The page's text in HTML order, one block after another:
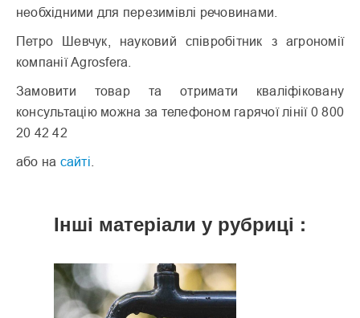
необхідними для перезимівлі речовинами.
Петро Шевчук, науковий співробітник з агрономії
компанії Agrosfera.
Замовити товар та отримати кваліфіковану
консультацію можна за телефоном гарячої лінії 0 800
20 42 42
або на сайті
Інші матеріали у рубриці :